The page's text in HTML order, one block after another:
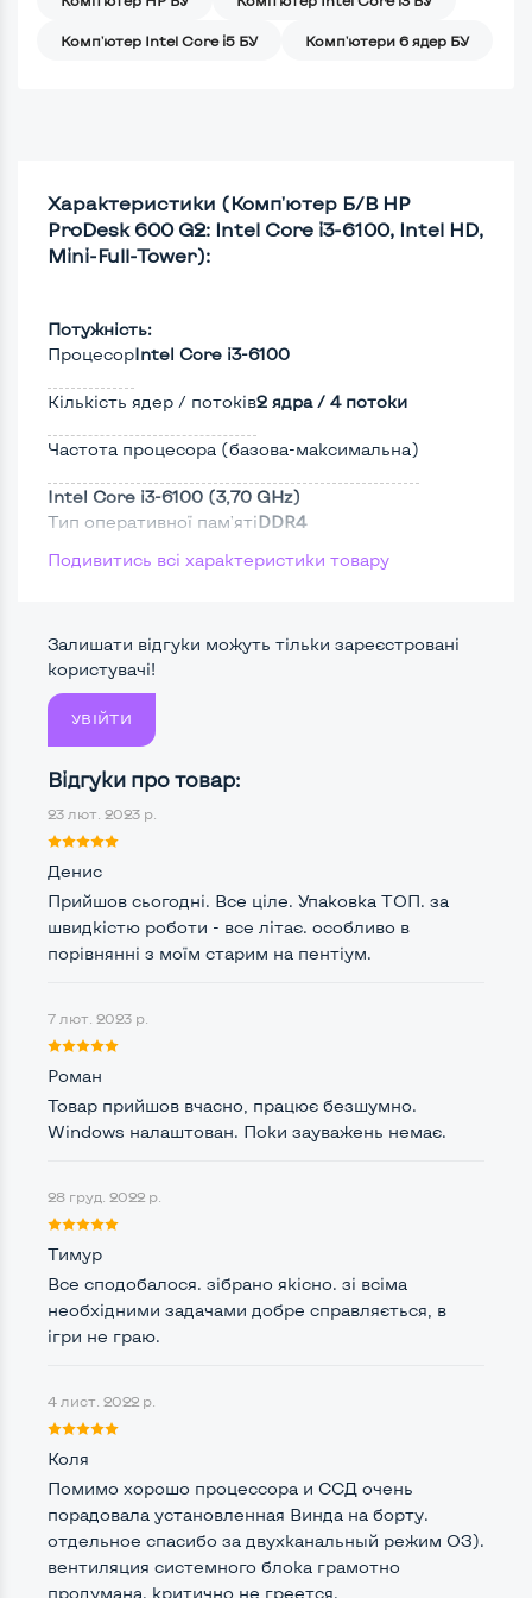
Комп'ютер Intel Core i5 БУ Комп'ютери 6 ядер БУ
Характеристики (Комп'ютер Б/В HP
ProDesk 600 G2: Intel Core i3-6100, Intel HD,
Mini-Full-Tower):
Потужність:
ПроцесорIntel Core i3-6100
Кількість ядер / потоків2 ядра / 4 потоки
Частота процесора (базова-максимальна)
Intel Core i3-6100 (3,70 GHz)
Тип оперативної пам'ятіDDR4
Тип накопичувачаSSD 2,5"
Жесткий диск
Можливості відеокарти:
Тип відеокарти
Встроенный
Відеопроцесор системного блоку
Розмір відеопам'яті, Гб Динамічний
Типорозмір корпусу
Кріплення для монітору ззаду
Оптичний привід Ні
Роз'єми підключення:
Вихід VGA
Выход DVIНі
Вихід Display port
Вихід HDMI
Картрідер для карт SD/SDHC/SDXC Ні
Port для клавіатури PS/2Так
Розʼєм для мікрофону та навушників
Подивитись всі характеристики товару
Залишати відгуки можуть тільки зареєстровані
користувачі!
УВІЙТИ
Відгуки про товар:
23 лют. 2023 р.
Денис
Прийшов сьогодні. Все ціле. Упаковка ТОП. за
швидкістю роботи - все літає. особливо в
порівнянні з моїм старим на пентіум.
7 лют. 2023 р.
Роман
Товар прийшов вчасно, працює безшумно.
Windows налаштован. Поки зауважень немає.
28 груд. 2022 р.
Тимур
Все сподобалося. зібрано якісно. зі всіма
необхідними задачами добре справляється, в
ігри не граю.
4 лист. 2022 р.
Коля
Помимо хорошо процессора и ССД очень
порадовала установленная Винда на борту.
отдельное спасибо за двухканальный режим ОЗ).
вентиляция системного блока грамотно
продумана. критично не греется.